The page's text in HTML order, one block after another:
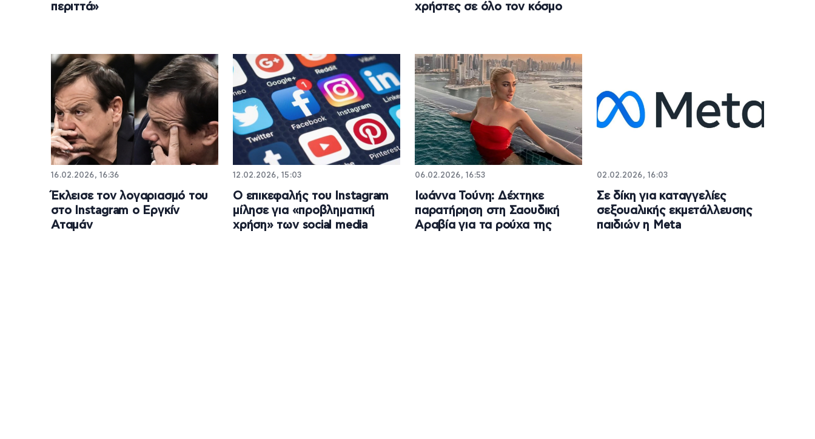
περιττά»
χρήστες σε όλο τον κόσμο
16.02.2026, 16:36
Έκλεισε τον λογαριασμό του
στο Instagram ο Εργκίν
Αταμάν
12.02.2026, 15:03
Ο επικεφαλής του Instagram
μίλησε για «προβληματική
χρήση» των social media
06.02.2026, 16:53
Ιωάννα Τούνη: Δέχτηκε
παρατήρηση στη Σαουδική
Αραβία για τα ρούχα της
02.02.2026, 16:03
Σε δίκη για καταγγελίες
σεξουαλικής εκμετάλλευσης
παιδιών η Μeta